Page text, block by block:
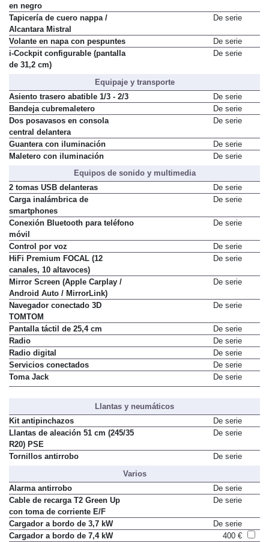
en negro
Tapicería de cuero nappa /
Alcantara Mistral
De serie
Volante en napa con pespuntes
De serie
i-Cockpit configurable (pantalla
de 31,2 cm)
De serie
Equipaje y transporte
Asiento trasero abatible 1/3 - 2/3
De serie
Bandeja cubremaletero
De serie
Dos posavasos en consola
central delantera
De serie
Guantera con iluminación
De serie
Maletero con iluminación
De serie
Equipos de sonido y multimedia
2 tomas USB delanteras
De serie
Carga inalámbrica de
smartphones
De serie
Conexión Bluetooth para teléfono
móvil
De serie
Control por voz
De serie
HiFi Premium FOCAL (12
canales, 10 altavoces)
De serie
Mirror Screen (Apple Carplay /
Android Auto / MirrorLink)
De serie
Navegador conectado 3D
TOMTOM
De serie
Pantalla táctil de 25,4 cm
De serie
Radio
De serie
Radio digital
De serie
Servicios conectados
De serie
Toma Jack
De serie
Llantas y neumáticos
Kit antipinchazos
De serie
Llantas de aleación 51 cm (245/35
R20) PSE
De serie
Tornillos antirrobo
De serie
Varios
Alarma antirrobo
De serie
Cable de recarga T2 Green Up
con toma de corriente E/F
De serie
Cargador a bordo de 3,7 kW
De serie
Cargador a bordo de 7,4 kW
400 €